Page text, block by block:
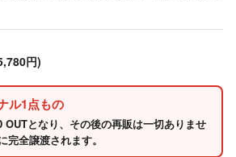
円)
ル1点もの
OUTとなり、その後の再販は一切ありませ
完全譲渡されます。